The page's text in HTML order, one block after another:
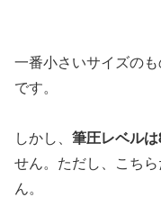
一番小さいサイズのも
です。
しかし、 筆圧レベル
せん。ただし、こち
ん。